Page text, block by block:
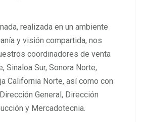
realizada en un ambiente
y visión compartida, nos
coordinadores de venta
Sinaloa Sur, Sonora Norte,
California Norte, así como con
General, Dirección
y Mercadotecnia.